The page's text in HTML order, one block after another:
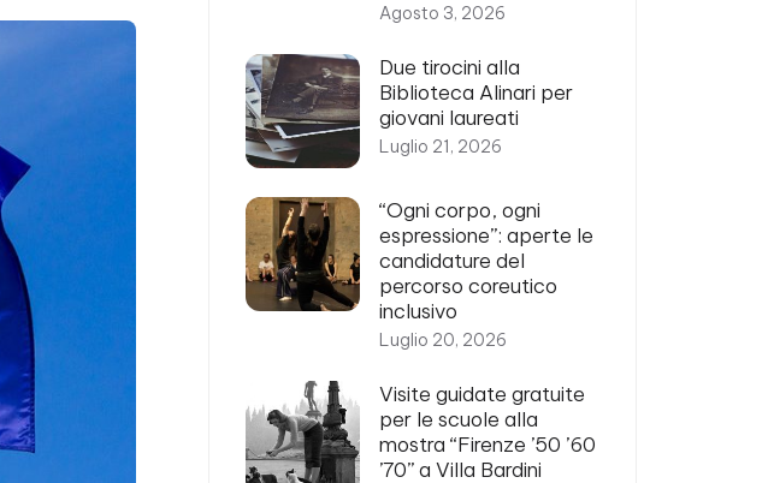
Agosto 3, 2026
Due tirocini alla
Biblioteca Alinari per
giovani laureati
Luglio 21, 2026
“Ogni corpo, ogni
espressione”: aperte le
candidature del
percorso coreutico
inclusivo
Luglio 20, 2026
Visite guidate gratuite
per le scuole alla
mostra “Firenze ’50 ’60
’70” a Villa Bardini